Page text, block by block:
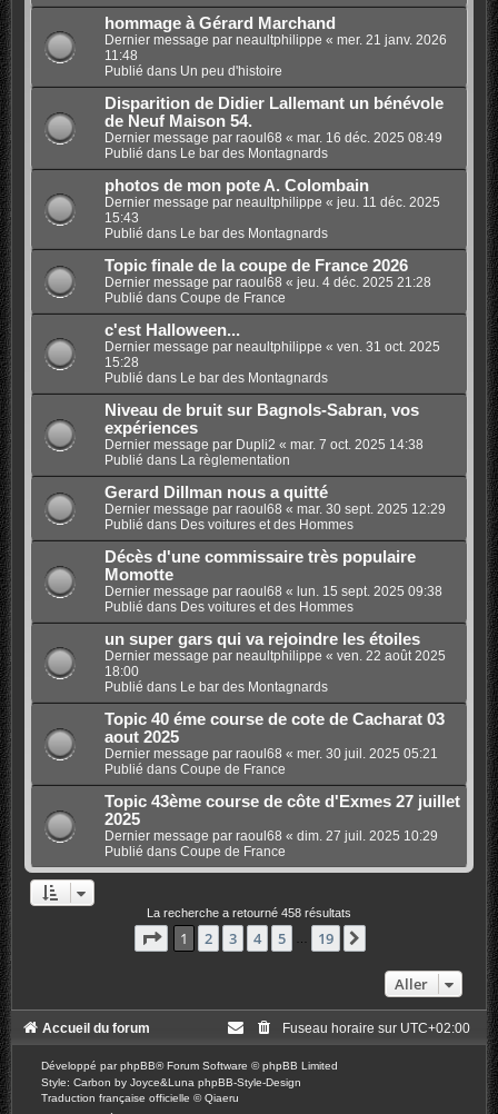
hommage à Gérard Marchand
Dernier message par neaultphilippe « mer. 21 janv. 2026
11:48
Publié dans Un peu d'histoire
Disparition de Didier Lallemant un bénévole
de Neuf Maison 54.
Dernier message par raoul68 « mar. 16 déc. 2025 08:49
Publié dans Le bar des Montagnards
photos de mon pote A. Colombain
Dernier message par neaultphilippe « jeu. 11 déc. 2025
15:43
Publié dans Le bar des Montagnards
Topic finale de la coupe de France 2026
Dernier message par raoul68 « jeu. 4 déc. 2025 21:28
Publié dans Coupe de France
c'est Halloween...
Dernier message par neaultphilippe « ven. 31 oct. 2025
15:28
Publié dans Le bar des Montagnards
Niveau de bruit sur Bagnols-Sabran, vos
expériences
Dernier message par Dupli2 « mar. 7 oct. 2025 14:38
Publié dans La règlementation
Gerard Dillman nous a quitté
Dernier message par raoul68 « mar. 30 sept. 2025 12:29
Publié dans Des voitures et des Hommes
Décès d'une commissaire très populaire
Momotte
Dernier message par raoul68 « lun. 15 sept. 2025 09:38
Publié dans Des voitures et des Hommes
un super gars qui va rejoindre les étoiles
Dernier message par neaultphilippe « ven. 22 août 2025
18:00
Publié dans Le bar des Montagnards
Topic 40 éme course de cote de Cacharat 03
aout 2025
Dernier message par raoul68 « mer. 30 juil. 2025 05:21
Publié dans Coupe de France
Topic 43ème course de côte d'Exmes 27 juillet
2025
Dernier message par raoul68 « dim. 27 juil. 2025 10:29
Publié dans Coupe de France
La recherche a retourné 458 résultats
Page 1sur19
1 2 3 4 5 19
Aller
Accueil du forum Fuseau horaire sur UTC+02:00
Développé parphpBB® Forum Software © phpBB Limited
Style: Carbon by Joyce&Luna phpBB-Style-Design
Traduction française officielle ©Qiaeru